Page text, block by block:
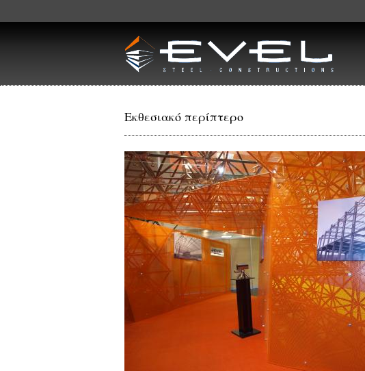
Εκθεσιακό περίπτερο